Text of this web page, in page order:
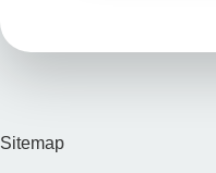
Sitemap